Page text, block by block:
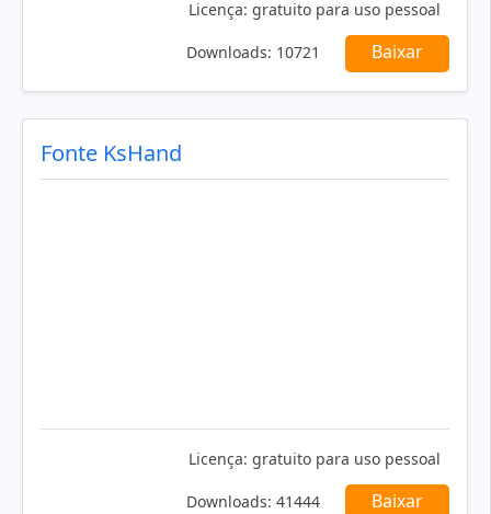
Licença: gratuito para uso pessoal
Downloads: 10721 Baixar
Fonte KsHand
Licença: gratuito para uso pessoal
Downloads: 41444 Baixar